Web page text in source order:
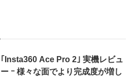
｢Insta360 Ace Pro 2｣ 実機レビュ
ー ｰ 様々な面でより完成度が増し